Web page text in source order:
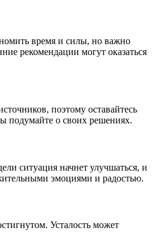
время и силы, но важно
рекомендации могут оказаться
поэтому оставайтесь
подумайте о своих решениях.
ситуация начнет улучшаться, и
эмоциями и радостью.
Усталость может